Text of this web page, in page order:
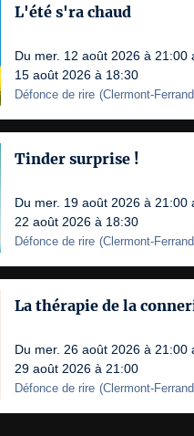
L'été s'ra chaud
Du mer. 12 août 2026 à 21:00
15 août 2026 à 18:30
Défonce de rire (Clermont-Ferrand
Tinder surprise !
Du mer. 19 août 2026 à 21:00
22 août 2026 à 18:30
Défonce de rire (Clermont-Ferrand
La thérapie de la
Du mer. 26 août 2026 à 21:00
29 août 2026 à 21:00
Défonce de rire (Clermont-Ferrand